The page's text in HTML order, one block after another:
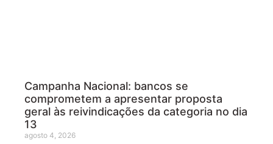
Campanha Nacional: bancos se
comprometem a apresentar proposta
geral às reivindicações da categoria no dia
13
agosto 4, 2026